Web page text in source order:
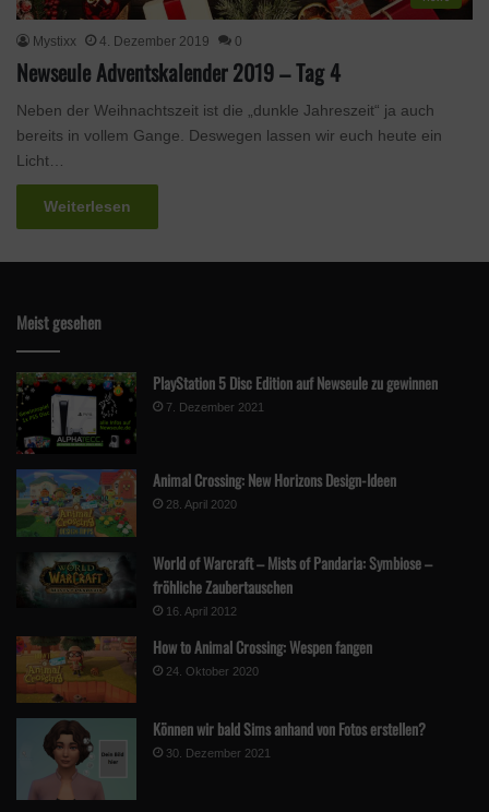
Mystixx 4. Dezember 2019 0
Newseule Adventskalender 2019 – Tag 4
Neben der Weihnachtszeit ist die „dunkle Jahreszeit“ ja auch
bereits in vollem Gange. Deswegen lassen wir euch heute ein
Licht…
Weiterlesen
Meist gesehen
PlayStation 5 Disc Edition auf Newseule zu gewinnen
7. Dezember 2021
Animal Crossing: New Horizons Design-Ideen
28. April 2020
World of Warcraft – Mists of Pandaria: Symbiose –
fröhliche Zaubertauschen
16. April 2012
How to Animal Crossing: Wespen fangen
24. Oktober 2020
Können wir bald Sims anhand von Fotos erstellen?
30. Dezember 2021